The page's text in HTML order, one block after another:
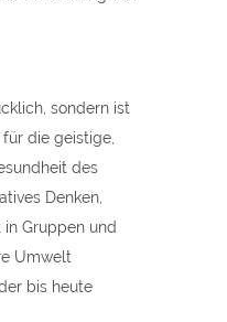
sondern ist
die geistige,
des
Denken,
Gruppen und
Umwelt
bis heute